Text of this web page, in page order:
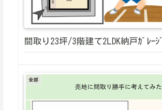
間取り23坪/3階建て2LDK納戸ｶﾞﾚｰｼﾞ
全部